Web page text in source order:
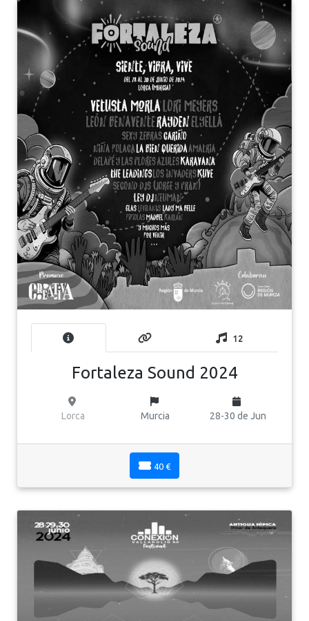
12
Fortaleza Sound 2024
Lorca Murcia 28-30 de Jun
40 €